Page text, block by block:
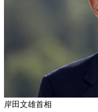
岸田文雄首相